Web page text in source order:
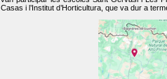
Casas i l’Institut d’Horticultura, que va dur a